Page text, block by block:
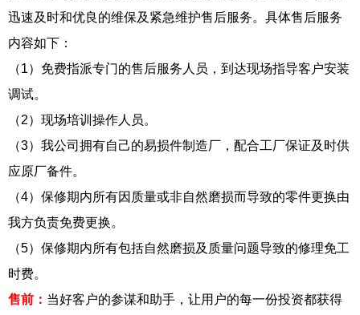
迅速及时和优良的维保及紧急维护售后服务。具体售后服务
内容如下：
（1）免费指派专门的售后服务人员，到达现场指导客户安装
调试。
（2）现场培训操作人员。
（3）我公司拥有自己的易损件制造厂，配合工厂保证及时供
应原厂备件。
（4）保修期内所有因质量或非自然磨损而导致的零件更换由
我方负责免费更换。
（5）保修期内所有包括自然磨损及质量问题导致的修理免工
时费。
售前： 当好客户的参谋和助手，让用户的每一份投资都获得